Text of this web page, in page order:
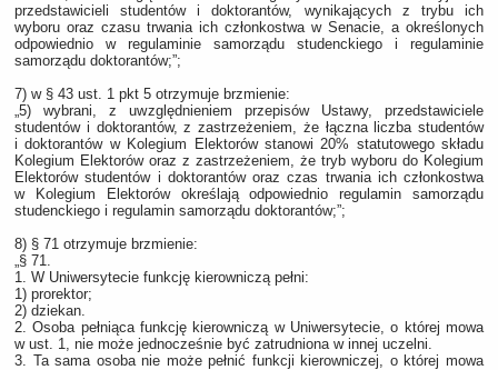
przedstawicieli studentów i doktorantów, wynikających z trybu ich
wyboru oraz czasu trwania ich członkostwa w Senacie, a określonych
odpowiednio w regulaminie samorządu studenckiego i regulaminie
samorządu doktorantów;”;
7) w § 43 ust. 1 pkt 5 otrzymuje brzmienie:
„5) wybrani, z uwzględnieniem przepisów Ustawy, przedstawiciele
studentów i doktorantów, z zastrzeżeniem, że łączna liczba studentów
i doktorantów w Kolegium Elektorów stanowi 20% statutowego składu
Kolegium Elektorów oraz z zastrzeżeniem, że tryb wyboru do Kolegium
Elektorów studentów i doktorantów oraz czas trwania ich członkostwa
w Kolegium Elektorów określają odpowiednio regulamin samorządu
studenckiego i regulamin samorządu doktorantów;”;
8) § 71 otrzymuje brzmienie:
„§ 71.
1. W Uniwersytecie funkcję kierowniczą pełni:
1) prorektor;
2) dziekan.
2. Osoba pełniąca funkcję kierowniczą w Uniwersytecie, o której mowa
w ust. 1, nie może jednocześnie być zatrudniona w innej uczelni.
3. Ta sama osoba nie może pełnić funkcji kierowniczej, o której mowa